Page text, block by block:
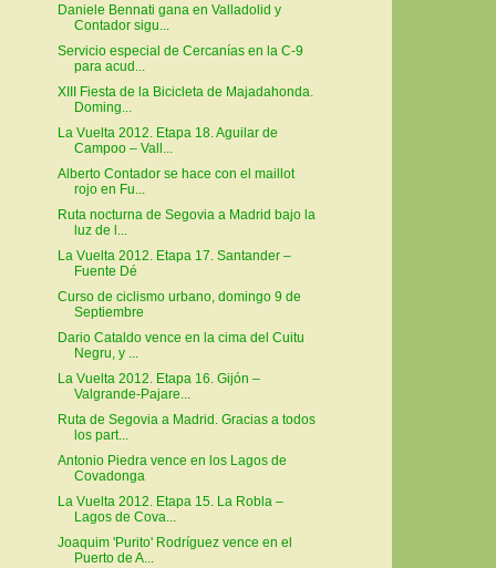
Daniele Bennati gana en Valladolid y
Contador sigu...
Servicio especial de Cercanías en la C-9
para acud...
XIII Fiesta de la Bicicleta de Majadahonda.
Doming...
La Vuelta 2012. Etapa 18. Aguilar de
Campoo – Vall...
Alberto Contador se hace con el maillot
rojo en Fu...
Ruta nocturna de Segovia a Madrid bajo la
luz de l...
La Vuelta 2012. Etapa 17. Santander –
Fuente Dé
Curso de ciclismo urbano, domingo 9 de
Septiembre
Dario Cataldo vence en la cima del Cuitu
Negru, y ...
La Vuelta 2012. Etapa 16. Gijón –
Valgrande-Pajare...
Ruta de Segovia a Madrid. Gracias a todos
los part...
Antonio Piedra vence en los Lagos de
Covadonga
La Vuelta 2012. Etapa 15. La Robla –
Lagos de Cova...
Joaquim 'Purito' Rodríguez vence en el
Puerto de A...